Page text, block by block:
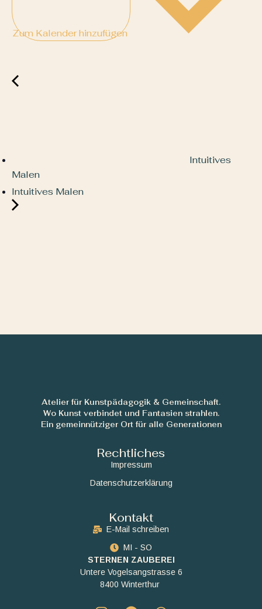
Zum Kalender hinzufügen
Intuitives
Malen
Intuitives Malen
Atelier für Kunstpädagogik & Gemeinschaft.
Wo Kunst verbindet und Fantasien strahlen.
Ein gemeinnütziger Ort für alle Generationen
Rechtliches
Impressum
Datenschutzerklärung
Kontakt
E-Mail schreiben
MI - SO
STERNEN ZAUBEREI
Untere Vogelsangstrasse 6
8400 Winterthur